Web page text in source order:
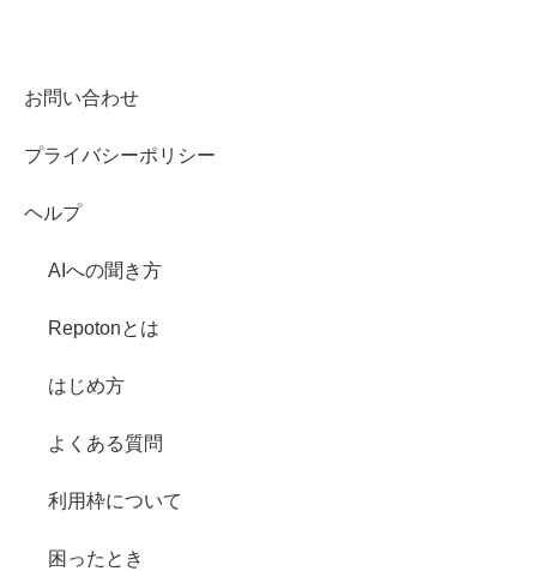
お問い合わせ
プライバシーポリシー
ヘルプ
AIへの聞き方
Repotonとは
はじめ方
よくある質問
利用枠について
困ったとき